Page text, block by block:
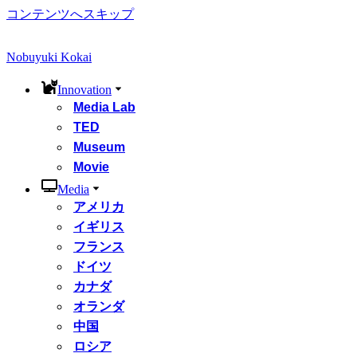
コンテンツへスキップ
Nobuyuki Kokai
Innovation
Media Lab
TED
Museum
Movie
Media
アメリカ
イギリス
フランス
ドイツ
カナダ
オランダ
中国
ロシア